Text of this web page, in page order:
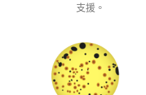
支援。